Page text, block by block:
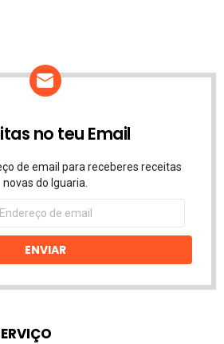
no teu Email
de email para receberes receitas
novas do Iguaria.
ENVIAR